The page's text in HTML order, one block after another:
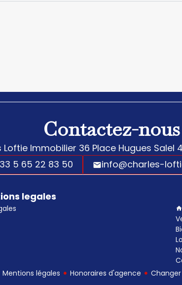
Contactez-nous
Loftie Immobilier 36 Place Hugues Salel
5 65 22 83 50
info@charles-
legales
Mentions légales Honoraires d'agence